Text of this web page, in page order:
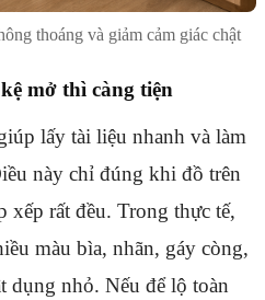
thoáng và giảm cảm giác chật
mở thì càng tiện
lấy tài liệu nhanh và làm
này chỉ đúng khi đồ trên
xếp rất đều. Trong thực tế,
màu bìa, nhãn, gáy còng,
dụng nhỏ. Nếu để lộ toàn